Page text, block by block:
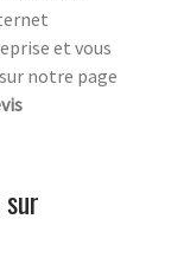
et vous
notre page